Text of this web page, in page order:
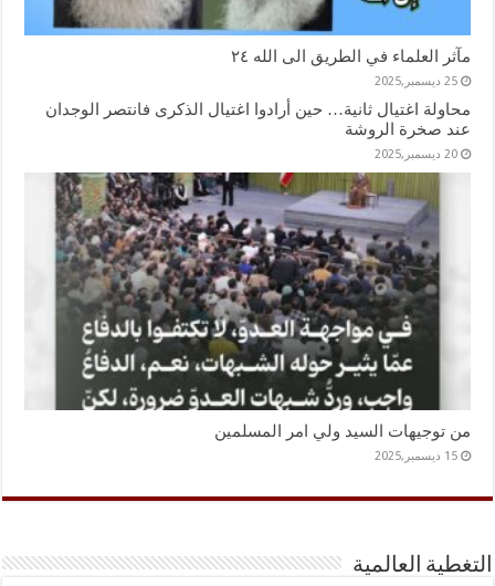
مآثر العلماء في الطريق الى الله ٢٤
25 ديسمبر,2025
محاولة اغتيال ثانية… حين أرادوا اغتيال الذكرى فانتصر الوجدان
عند صخرة الروشة
20 ديسمبر,2025
من توجيهات السيد ولي امر المسلمين
15 ديسمبر,2025
التغطية العالمية